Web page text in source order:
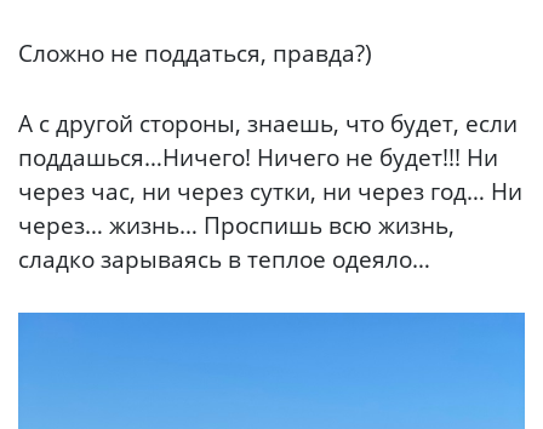
Сложно не поддаться, правда?)
А с другой стороны, знаешь, что будет, если
поддашься…Ничего! Ничего не будет!!! Ни
через час, ни через сутки, ни через год… Ни
через… жизнь… Проспишь всю жизнь,
сладко зарываясь в теплое одеяло…